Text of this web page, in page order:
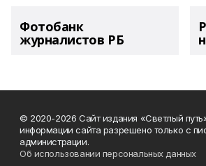
Фотобанк
журналистов РБ
© 2020-2026 Сайт издания «Светлый
информации сайта разрешено только с
администрации.
Об использовании персональных данных